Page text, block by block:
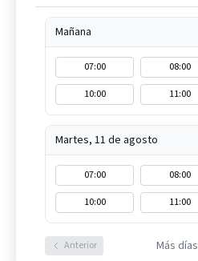
Mañana
07:00 08:00
10:00
11:00
Martes, 11 de agosto
07:00 08:00
10:00
11:00
Anterior Más días